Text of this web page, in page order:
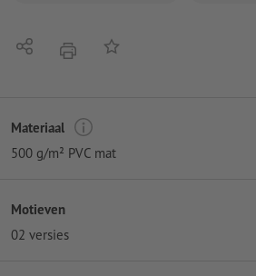
Delen afdrukkenOp de lijst
Materiaal
500 g/m² PVC mat
Motieven
02 versies